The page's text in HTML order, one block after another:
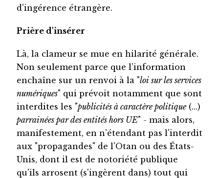
d'ingérence étrangère.
Prière d'insérer
Là, la clameur se mue en hilarité générale.
Non seulement parce que l'information
enchaîne sur un renvoi à la "loi sur les services
numériques" qui prévoit notamment que sont
interdites les "publicités à caractère politique(...)
parrainées par des entités hors UE" - mais alors,
manifestement, en n'étendant pas l'interdit
aux "propagandes" de l'Otan ou des États-
Unis, dont il est de notoriété publique
qu'ils arrosent (s'ingèrent dans) tout qui